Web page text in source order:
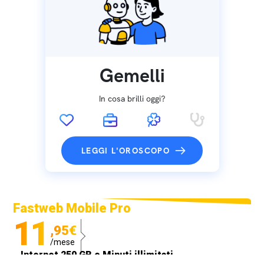
Gemelli
In cosa brilli oggi?
LEGGI L'OROSCOPO
Fastweb Mobile Pro
11 ,95€
/mese
Internet 250 GB e Minuti illimitati